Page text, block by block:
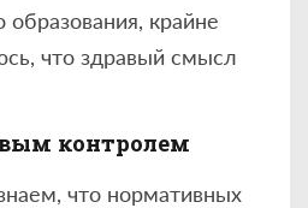
крайне
что здравый смысл
контролем
что нормативных